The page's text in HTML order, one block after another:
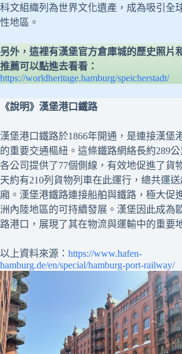
科文組織列為世界文化遺產，成為吸引全
性地區。
另外，這裡有漢堡官方倉庫城的歷史照片
推薦可以點進去看看：
https://worldheritage.hamburg/speicherstadt/
《說明》漢堡港口鐵路
漢堡港口鐵路於1866年開通，是連接漢堡
的重要交通樞紐。這條鐵路網絡長約289
各公司提供了77個側線，有效地促進了貨
天約有210列貨物列車在此運行，總共運
廂。漢堡港鐵路連接船舶與鐵路，極大促
洲內陸地區的可持續發展。漢堡因此成為
路港口，展現了其在物流與運輸中的重要
以上資料來源： https://www.hafen-
hamburg.de/en/special/hamburg-port-railway/